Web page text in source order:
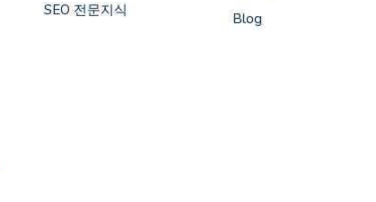
SEO 전문지식
Blog